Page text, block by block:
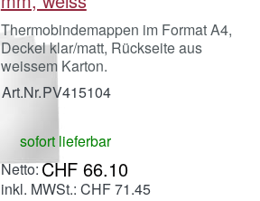
Thermobindemappen im Format A4,
Deckel klar/matt, Rückseite aus
weissem Karton.
Art.Nr.PV415104
sofort lieferbar
CHF 66.10
inkl. MWSt.: CHF 71.45